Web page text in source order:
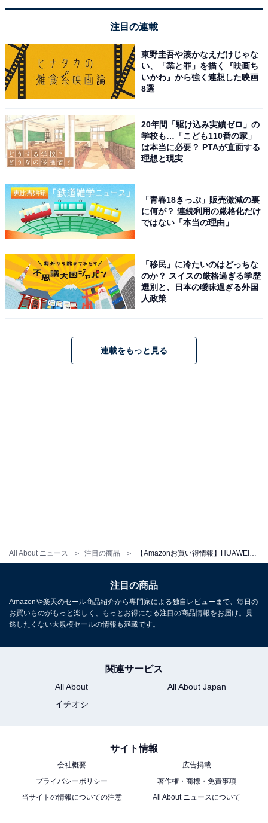
All About ニュース 注目の商品
気づかれないレベル。移動中にポッドキャストを聴
くのに最適で、手放せなくなりました
耳を塞ぐイヤホンが苦手な人はもちろん、仕事中にハン
ズフリーで通話を頻繁に行うビジネスパーソンや、日常
のあらゆるシーンをBGMで彩りたい人には、間違いなく
おすすめの商品です。
あわせて読みたい
【Amazonお買い得情報】パナソニック「シ
ェーバー」が特別価格で登場中【5月12日】
HUAWEI WATCH GT 6 Pro 46mm スマートウォッチ 1.47
進化したゴルフナビ スポーツモード100種類以上 GPS搭
注目の連載
東野圭吾や湊かなえだけじゃな
い、「業と罪」を描く『映画ち
いかわ』から強く連想した映画
8選
20年間「駆け込み実績ゼロ」の
学校も…「こども110番の家」
は本当に必要？ PTAが直面する
理想と現実
「青春18きっぷ」販売激減の裏
に何が？ 連続利用の厳格化だけ
ではない「本当の理由」
「移民」に冷たいのはどっちな
のか？ スイスの厳格過ぎる学歴
選別と、日本の曖昧過ぎる外国
人政策
連載をもっと見る
注目の商品
Amazonや楽天のセール商品紹介から専門家による独自レビューまで、毎日の
お買いものがもっと楽しく、もっとお得になる注目の商品情報をお届け。見
逃したくない大規模セールの情報も満載です。
関連サービス
All About
All About Japan
イチオシ
サイト情報
会社概要
広告掲載
プライバシーポリシー
著作権・商標・免責事項
当サイトの情報についての注意
All About ニュースについて